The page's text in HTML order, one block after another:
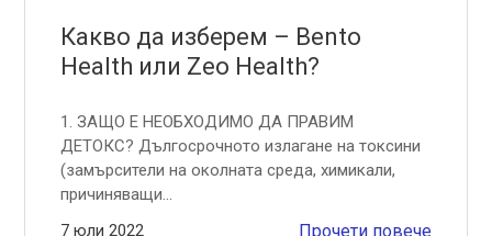
Какво да изберем – Bento
Health или Zeo Health?
1. ЗАЩО Е НЕОБХОДИМО ДА ПРАВИМ
ДЕТОКС? Дългосрочното излагане на токсини
(замърсители на околната среда, химикали,
причиняващи...
7 юли 2022
Прочети повече